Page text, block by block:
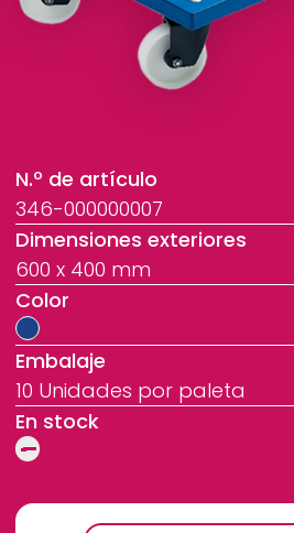
N.º de artículo
346-000000007
Dimensiones exteriores
600 x 400 mm
Color
Embalaje
10 Unidades por paleta
En stock